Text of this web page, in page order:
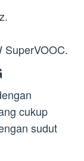
SuperVOOC.
cukup
sudut